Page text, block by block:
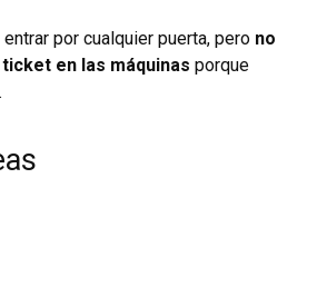
por cualquier puerta, pero no
en las máquinas porque